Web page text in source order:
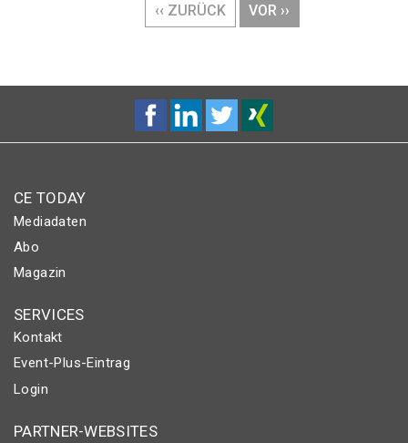
VORHERIGE
SEITE
‹‹ ZURÜCK
NÄCHSTE
SEITE
VOR ››
CE TODAY
Mediadaten
Abo
Magazin
SERVICES
Kontakt
Event-Plus-Eintrag
Login
PARTNER-WEBSITES